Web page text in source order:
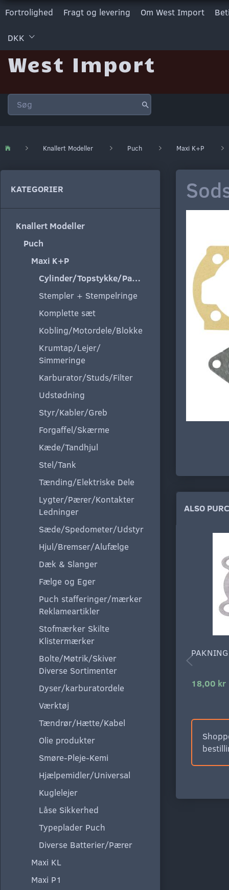
Fortrolighed Fragt og levering Om West Import
DKK
West Import
Knallert Modeller Puch Maxi K+P
KATEGORIER
Knallert Modeller
Puch
Maxi K+P
Cylinder/Topstykke/Pakning
Stempler + Stempelringe
Komplette sæt
Kobling/Motordele/Blokke
Krumtap/Lejer/
Simmeringe
Karburator/Studs/Filter
Udstødning
Styr/Kabler/Greb
Forgaffel/Skærme
Kæde/Tandhjul
Stel/Tank
Tænding/Elektriske Dele
Lygter/Pærer/Kontakter
Ledninger
Sæde/Spedometer/Udstyr
Hjul/Bremser/Alufælge
Dæk & Slanger
Fælge og Eger
Puch stafferinger/mærker
Reklameartikler
Stofmærker Skilte
Klistermærker
Bolte/Møtrik/Skiver
Diverse Sortimenter
Dyser/karburatordele
Værktøj
Tændrør/Hætte/Kabel
Olie produkter
Smøre-Pleje-Kemi
Hjælpemidler/Universal
Kuglelejer
Låse Sikkerhed
Typeplader Puch
Diverse Batterier/Pærer
Maxi KL
Maxi P1
ALSO
18,00 kr